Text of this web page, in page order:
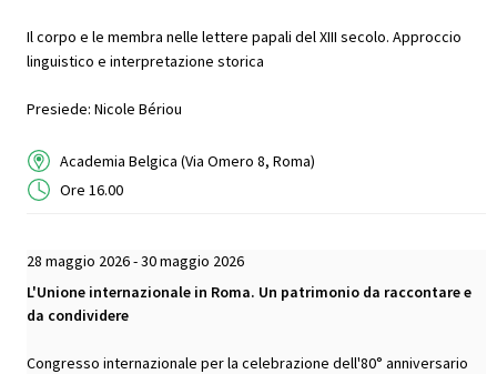
Il corpo e le membra nelle lettere papali del XIII secolo. Approccio
linguistico e interpretazione storica
Presiede: Nicole Bériou
Academia Belgica (Via Omero 8, Roma)
Ore 16.00
28 maggio 2026 - 30 maggio 2026
L'Unione internazionale in Roma. Un patrimonio da raccontare e
da condividere
Congresso internazionale per la celebrazione dell'80° anniversario